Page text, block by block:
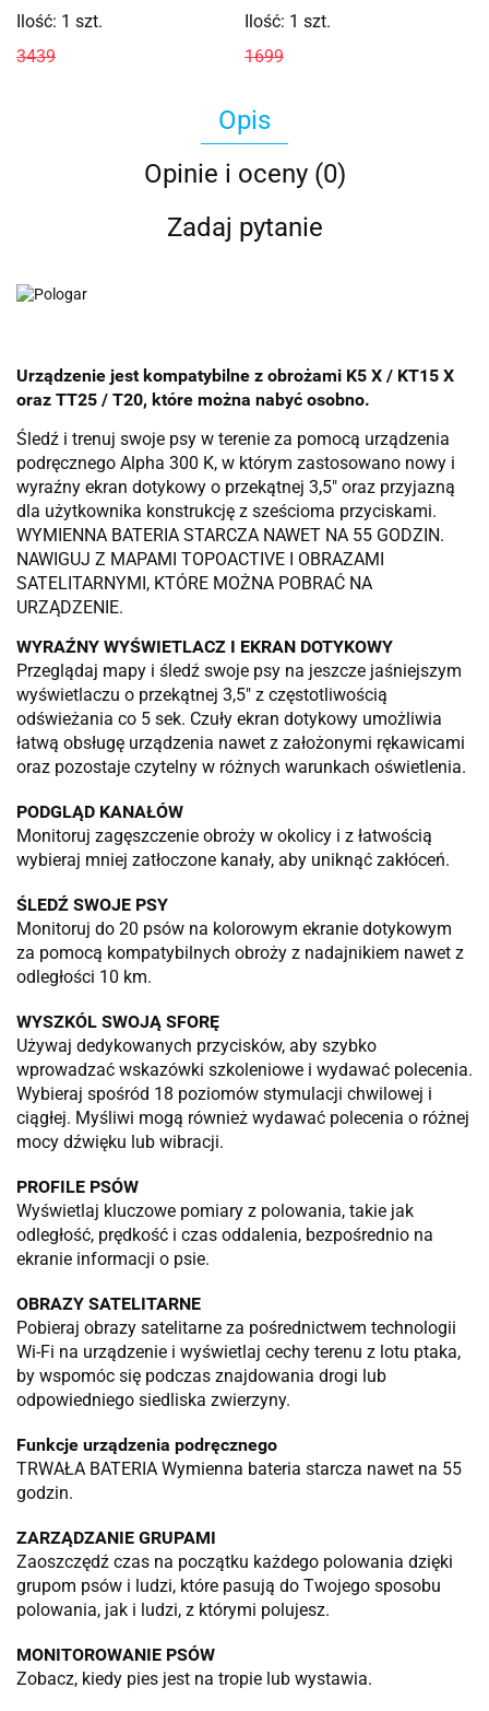
3439
Ilość: 1 szt.
1699
Ilość: 1 szt.
Opis
Opinie i oceny (0)
Zadaj pytanie
Urządzenie jest kompatybilne z obrożami K5 X / KT15 X
oraz TT25 / T20, które można nabyć osobno.
Śledź i trenuj swoje psy w terenie za pomocą urządzenia
podręcznego Alpha 300 K, w którym zastosowano nowy i
wyraźny ekran dotykowy o przekątnej 3,5″ oraz przyjazną
dla użytkownika konstrukcję z sześcioma przyciskami.
WYMIENNA BATERIA STARCZA NAWET NA 55 GODZIN.
NAWIGUJ Z MAPAMI TOPOACTIVE I OBRAZAMI
SATELITARNYMI, KTÓRE MOŻNA POBRAĆ NA
URZĄDZENIE.
WYRAŹNY WYŚWIETLACZ I EKRAN DOTYKOWY
Przeglądaj mapy i śledź swoje psy na jeszcze jaśniejszym
wyświetlaczu o przekątnej 3,5″ z częstotliwością
odświeżania co 5 sek. Czuły ekran dotykowy umożliwia
łatwą obsługę urządzenia nawet z założonymi rękawicami
oraz pozostaje czytelny w różnych warunkach oświetlenia.
PODGLĄD KANAŁÓW
Monitoruj zagęszczenie obroży w okolicy i z łatwością
wybieraj mniej zatłoczone kanały, aby uniknąć zakłóceń.
ŚLEDŹ SWOJE PSY
Monitoruj do 20 psów na kolorowym ekranie dotykowym
za pomocą kompatybilnych obroży z nadajnikiem nawet z
odległości 10 km.
WYSZKÓL SWOJĄ SFORĘ
Używaj dedykowanych przycisków, aby szybko
wprowadzać wskazówki szkoleniowe i wydawać polecenia.
Wybieraj spośród 18 poziomów stymulacji chwilowej i
ciągłej. Myśliwi mogą również wydawać polecenia o różnej
mocy dźwięku lub wibracji.
PROFILE PSÓW
Wyświetlaj kluczowe pomiary z polowania, takie jak
odległość, prędkość i czas oddalenia, bezpośrednio na
ekranie informacji o psie.
OBRAZY SATELITARNE
Pobieraj obrazy satelitarne za pośrednictwem technologii
Wi-Fi na urządzenie i wyświetlaj cechy terenu z lotu ptaka,
by wspomóc się podczas znajdowania drogi lub
odpowiedniego siedliska zwierzyny.
Funkcje urządzenia podręcznego
TRWAŁA BATERIA Wymienna bateria starcza nawet na 55
godzin.
ZARZĄDZANIE GRUPAMI
Zaoszczędź czas na początku każdego polowania dzięki
grupom psów i ludzi, które pasują do Twojego sposobu
polowania, jak i ludzi, z którymi polujesz.
MONITOROWANIE PSÓW
Zobacz, kiedy pies jest na tropie lub wystawia.